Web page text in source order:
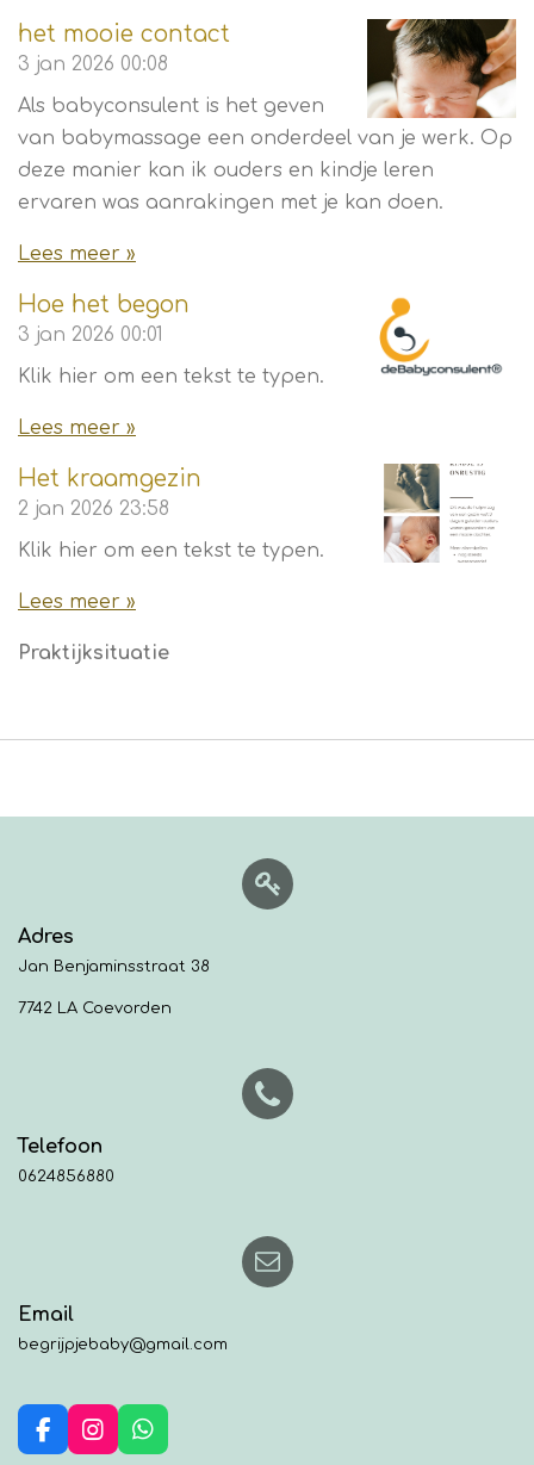
het mooie contact
3 jan 2026 00:08
Als babyconsulent is het geven
van babymassage een onderdeel van je werk. Op
deze manier kan ik ouders en kindje leren
ervaren was aanrakingen met je kan doen.
Lees meer »
Hoe het begon
3 jan 2026 00:01
Klik hier om een tekst te typen.
Lees meer »
Het kraamgezin
2 jan 2026 23:58
Klik hier om een tekst te typen.
Lees meer »
Praktijksituatie
Adres
Jan Benjaminsstraat 38
7742 LA Coevorden
Telefoon
0624856880
Email
begrijpjebaby@gmail.com
F
I
W